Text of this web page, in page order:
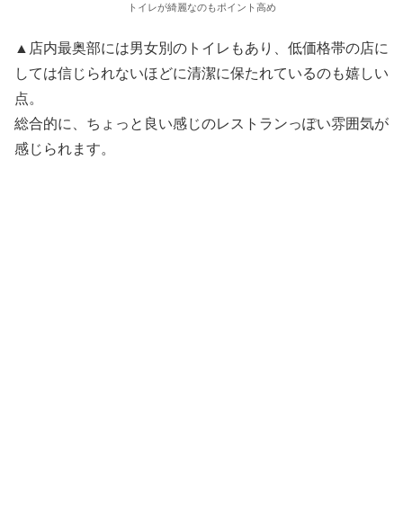
トイレが綺麗なのもポイント高め
▲店内最奥部には男女別のトイレもあり、低価格帯の店に
しては信じられないほどに清潔に保たれているのも嬉しい
点。
総合的に、ちょっと良い感じのレストランっぽい雰囲気が
感じられます。